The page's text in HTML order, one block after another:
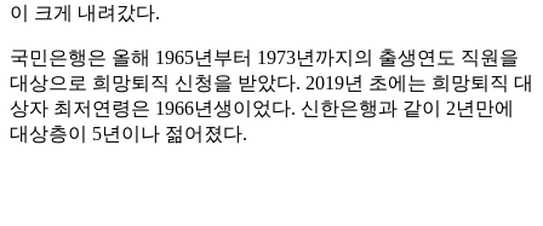
이 크게 내려갔다.
국민은행은 올해 1965년부터 1973년까지의 출생연도 직원을
대상으로 희망퇴직 신청을 받았다. 2019년 초에는 희망퇴직 대
상자 최저연령은 1966년생이었다. 신한은행과 같이 2년만에
대상층이 5년이나 젊어졌다.